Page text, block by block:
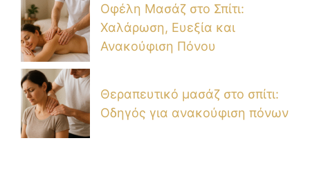
Οφέλη Μασάζ στο Σπίτι:
Χαλάρωση, Ευεξία και
Ανακούφιση Πόνου
Θεραπευτικό μασάζ στο σπίτι:
Οδηγός για ανακούφιση πόνων